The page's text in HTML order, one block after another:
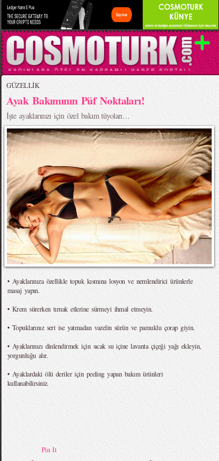
GÜZELLİK
Ayak Bakımının Püf Noktaları!
İşte ayaklarınızı için özel bakım tüyoları…
• Ayaklarınıza özellikle topuk kısmına losyon ve nemlendirici ürünlerle
masaj yapın.
• Krem sürerken tırnak etlerine sürmeyi ihmal etmeyin.
• Topuklarınız sert ise yatmadan vazelin sürün ve pamuklu çorap giyin.
• Ayaklarınızı dinlendirmek için sıcak su içine lavanta çiçeği yağı ekleyin,
yorgunluğu alır.
• Ayaklardaki ölü deriler için peeling yapan bakım ürünleri
kullanabilirsiniz.
Pin It